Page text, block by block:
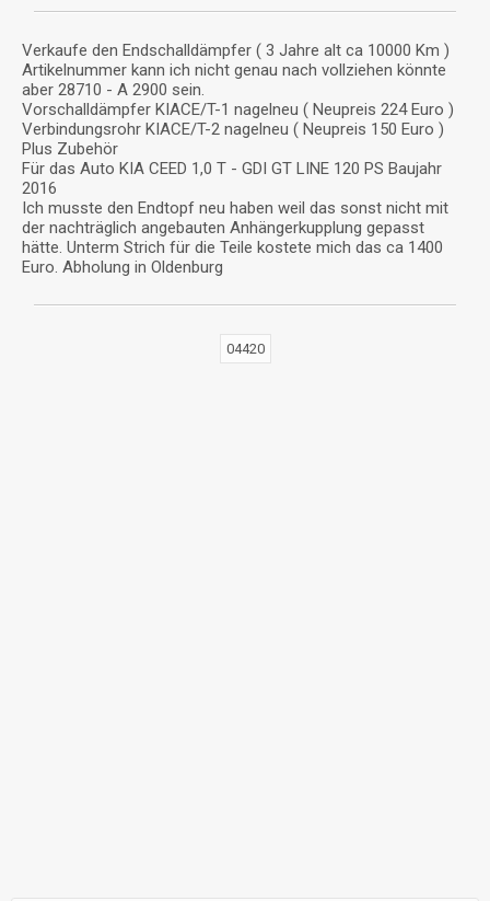
Verkaufe den Endschalldämpfer ( 3 Jahre alt ca 10000 Km )
Artikelnummer kann ich nicht genau nach vollziehen könnte
aber 28710 - A 2900 sein.
Vorschalldämpfer KIACE/T-1 nagelneu ( Neupreis 224 Euro )
Verbindungsrohr KIACE/T-2 nagelneu ( Neupreis 150 Euro )
Plus Zubehör
Für das Auto KIA CEED 1,0 T - GDI GT LINE 120 PS Baujahr
2016
Ich musste den Endtopf neu haben weil das sonst nicht mit
der nachträglich angebauten Anhängerkupplung gepasst
hätte. Unterm Strich für die Teile kostete mich das ca 1400
Euro. Abholung in Oldenburg
04420